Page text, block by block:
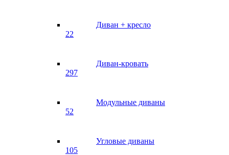
Диван + кресло
22
Диван-кровать
297
Модульные диваны
52
Угловые диваны
105